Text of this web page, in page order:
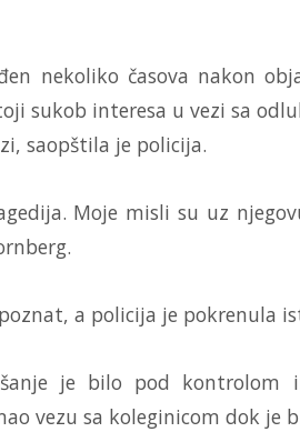
nekoliko časova nakon
sukob interesa u vezi sa
saopštila je policija.
Moje misli su uz
a policija je pokrenula
je bilo pod
vezu sa koleginicom dok je